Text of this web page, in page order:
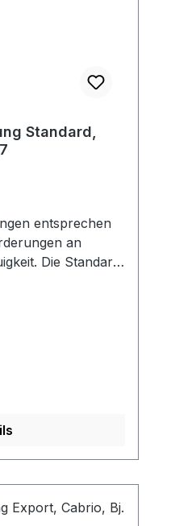
Standard,
entsprechen
an
Die Standard